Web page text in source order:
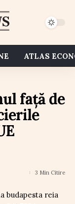
ATLAS
față de
3 Min Citire